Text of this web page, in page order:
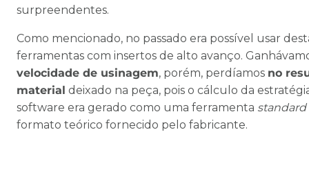
surpreendentes.
Como mencionado, no passado era possível usar
ferramentas com insertos de alto avanço.
velocidade de usinagem, porém, perdíamos no
material deixado na peça, pois o cálculo da
software era gerado como uma ferramenta standard
formato teórico fornecido pelo fabricante.